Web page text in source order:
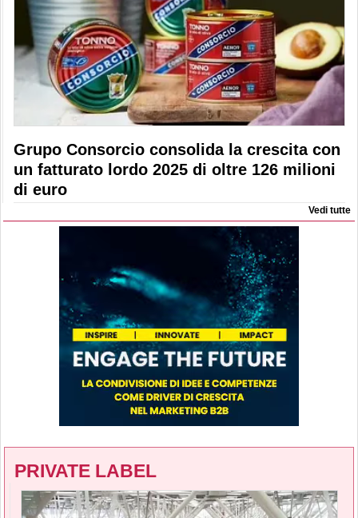
Grupo Consorcio consolida la crescita con
un fatturato lordo 2025 di oltre 126 milioni
di euro
Vedi tutte
PRIVATE LABEL